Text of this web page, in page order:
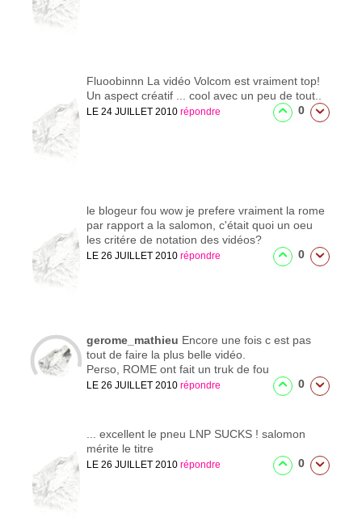
Fluoobinnn La vidéo Volcom est vraiment top!
Un aspect créatif ... cool avec un peu de tout..
LE 24 JUILLET 2010 répondre 0
le blogeur fou wow je prefere vraiment la rome
par rapport a la salomon, c'était quoi un oeu
les critére de notation des vidéos?
LE 26 JUILLET 2010 répondre 0
gerome_mathieu Encore une fois c est pas
tout de faire la plus belle vidéo.
Perso, ROME ont fait un truk de fou
LE 26 JUILLET 2010 répondre 0
excellent le pneu LNP SUCKS ! salomon
mérite le titre
LE 26 JUILLET 2010 répondre 0